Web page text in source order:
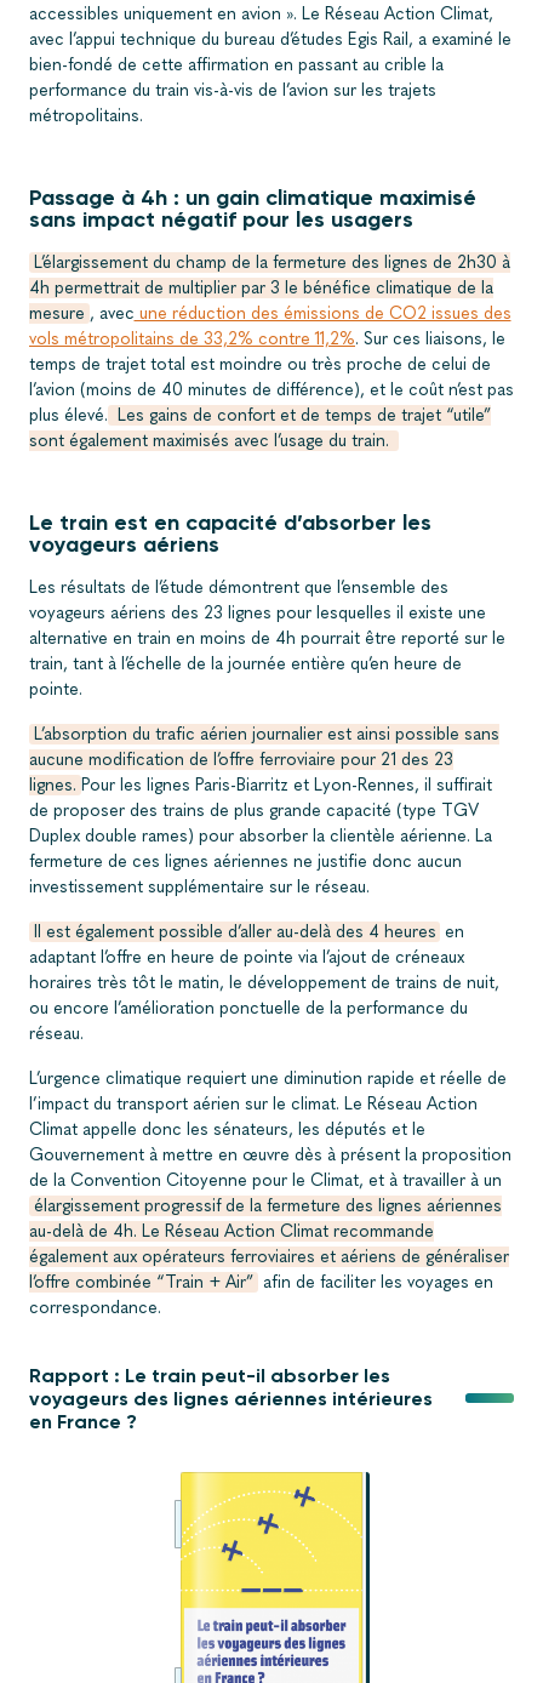
accessibles uniquement en avion ». Le Réseau Action Climat,
avec l’appui technique du bureau d’études Egis Rail, a examiné le
bien-fondé de cette affirmation en passant au crible la
performance du train vis-à-vis de l’avion sur les trajets
métropolitains.
Passage à 4h : un gain climatique maximisé
sans impact négatif pour les usagers
L’élargissement du champ de la fermeture des lignes de 2h30 à
4h permettrait de multiplier par 3 le bénéfice climatique de la
mesure , avec une réduction des émissions de CO2 issues des
vols métropolitains de 33,2% contre 11,2%. Sur ces liaisons, le
temps de trajet total est moindre ou très proche de celui de
l’avion (moins de 40 minutes de différence), et le coût n’est pas
plus élevé.
Les gains de confort et de temps de trajet “utile”
sont également maximisés avec l’usage du train.
Le train est en capacité d’absorber les
voyageurs aériens
Les résultats de l’étude démontrent que l’ensemble des
voyageurs aériens des 23 lignes pour lesquelles il existe une
alternative en train en moins de 4h pourrait être reporté sur le
train, tant à l’échelle de la journée entière qu’en heure de
pointe.
L’absorption du trafic aérien journalier est ainsi possible sans
aucune modification de l’offre ferroviaire pour 21 des 23
lignes. Pour les lignes Paris-Biarritz et Lyon-Rennes, il suffirait
de proposer des trains de plus grande capacité (type TGV
Duplex double rames) pour absorber la clientèle aérienne. La
fermeture de ces lignes aériennes ne justifie donc aucun
investissement supplémentaire sur le réseau.
Il est également possible d’aller au-delà des 4 heures en
adaptant l’offre en heure de pointe via l’ajout de créneaux
horaires très tôt le matin, le développement de trains de nuit,
ou encore l’amélioration ponctuelle de la performance du
réseau.
L’urgence climatique requiert une diminution rapide et réelle de
l’impact du transport aérien sur le climat. Le Réseau Action
Climat appelle donc les sénateurs, les députés et le
Gouvernement à mettre en œuvre dès à présent la proposition
de la Convention Citoyenne pour le Climat, et à travailler à un
élargissement progressif de la fermeture des lignes aériennes
au-delà de 4h. Le Réseau Action Climat recommande
également aux opérateurs ferroviaires et aériens de généraliser
l’offre combinée “Train + Air” afin de faciliter les voyages en
correspondance.
Rapport : Le train peut-il absorber les
voyageurs des lignes aériennes intérieures
en France ?